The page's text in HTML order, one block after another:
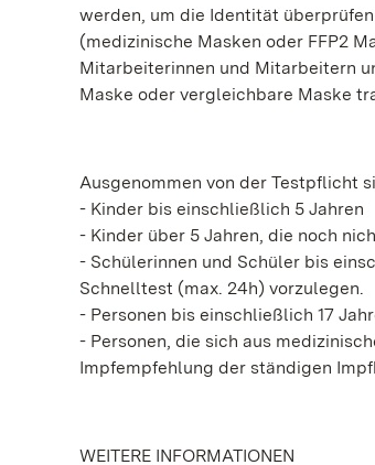
werden, um die Identität
(medizinische Masken oder FFP2
Mitarbeiterinnen und Mitarbeitern
Maske oder vergleichbare Maske
Ausgenommen von der Testpflicht
- Kinder bis einschließlich 5 Jahren
- Kinder über 5 Jahren, die noch
- Schülerinnen und Schüler bis
Schnelltest (max. 24h) vorzulegen.
- Personen bis einschließlich 17
- Personen, die sich aus
Impfempfehlung der ständigen
WEITERE INFORMATIONEN